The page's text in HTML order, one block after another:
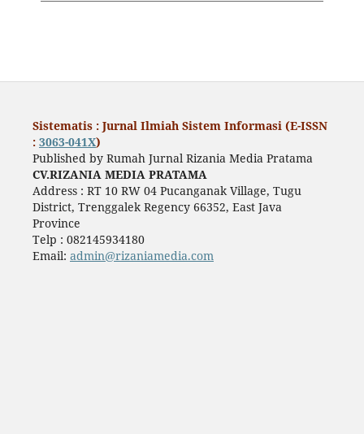
Sistematis : Jurnal Ilmiah Sistem Informasi (E-ISSN
: 3063-041X)
Published by Rumah Jurnal Rizania Media Pratama
CV.RIZANIA MEDIA PRATAMA
Address : RT 10 RW 04 Pucanganak Village, Tugu
District, Trenggalek Regency 66352, East Java
Province
Telp : 082145934180
Email: admin@rizaniamedia.com